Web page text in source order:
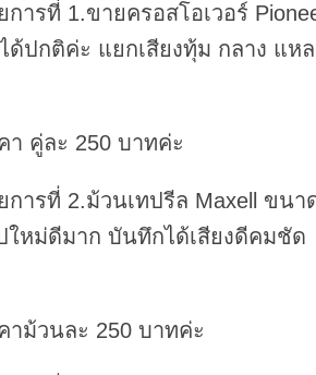
การที่ 1.ขายครอสโอเวอร์
ด้ปกติค่ะ แยกเสียงทุ้ม กลาง แ
า คู่ละ 250 บาทค่ะ
การที่ 2.ม้วนเทปรีล Maxell ขน
ใหม่ดีมาก บันทึกได้เสียงดีคมชัด
าม้วนละ 250 บาทค่ะ